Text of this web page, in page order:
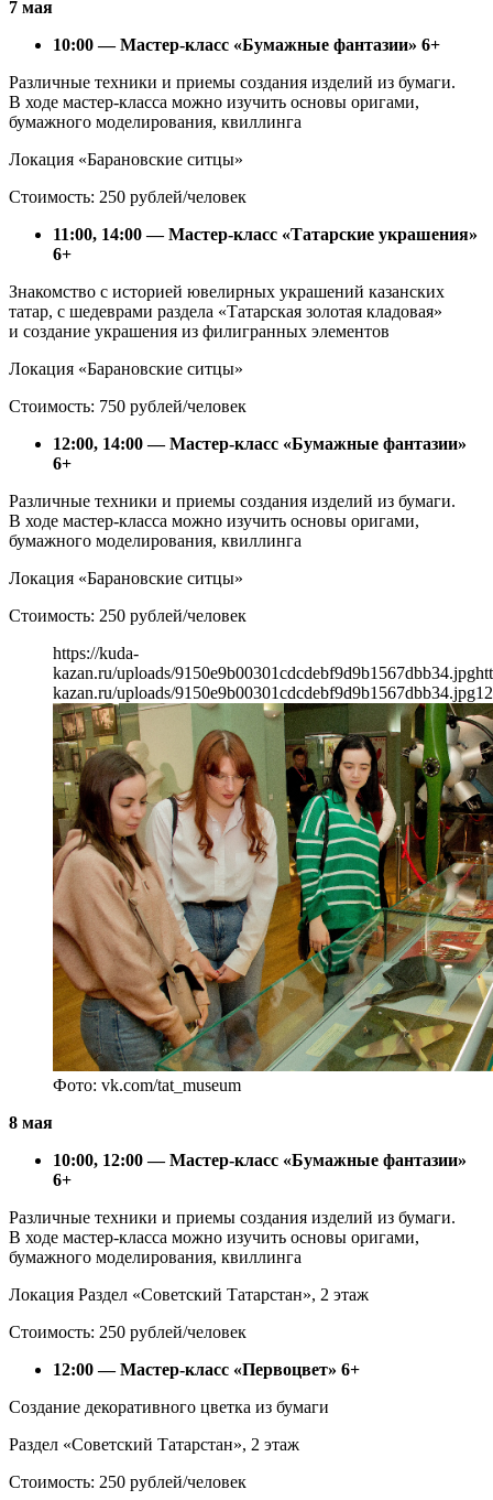
7 мая
10:00 — Мастер-класс «Бумажные фантазии» 6+
Различные техники и приемы создания изделий из бумаги.
В ходе мастер-класса можно изучить основы оригами,
бумажного моделирования, квиллинга
Локация «Барановские ситцы»
Стоимость: 250 рублей/человек
11:00, 14:00 — Мастер-класс «Татарские украшения»
6+
Знакомство с историей ювелирных украшений казанских
татар, с шедеврами раздела «Татарская золотая кладовая»
и создание украшения из филигранных элементов
Локация «Барановские ситцы»
Стоимость: 750 рублей/человек
12:00, 14:00 — Мастер-класс «Бумажные фантазии»
6+
Различные техники и приемы создания изделий из бумаги.
В ходе мастер-класса можно изучить основы оригами,
бумажного моделирования, квиллинга
Локация «Барановские ситцы»
Стоимость: 250 рублей/человек
https://kuda-
kazan.ru/uploads/9150e9b00301cdcdebf9d9b1567dbb34.jpg
kazan.ru/uploads/9150e9b00301cdcdebf9d9b1567dbb34.jpg
Фото: vk.com/tat_museum
8 мая
10:00, 12:00 — Мастер-класс «Бумажные фантазии»
6+
Различные техники и приемы создания изделий из бумаги.
В ходе мастер-класса можно изучить основы оригами,
бумажного моделирования, квиллинга
Локация Раздел «Советский Татарстан», 2 этаж
Стоимость: 250 рублей/человек
12:00 — Мастер-класс «Первоцвет» 6+
Создание декоративного цветка из бумаги
Раздел «Советский Татарстан», 2 этаж
Стоимость: 250 рублей/человек